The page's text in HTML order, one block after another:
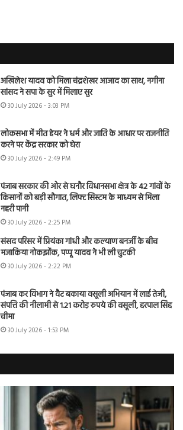
अखिलेश यादव को मिला चंद्रशेखर आजाद का साथ, नगीना
सांसद ने सपा के सुर में मिलाए सुर
30 July 2026 - 3:03 PM
लोकसभा में मीत हेयर ने धर्म और जाति के आधार पर राजनीति
करने पर केंद्र सरकार को घेरा
30 July 2026 - 2:49 PM
पंजाब सरकार की ओर से घनौर विधानसभा क्षेत्र के 42 गांवों के
किसानों को बड़ी सौगात, लिफ्ट सिस्टम के माध्यम से मिला
नहरी पानी
30 July 2026 - 2:25 PM
संसद परिसर में प्रियंका गांधी और कल्याण बनर्जी के बीच
मजाकिया नोकझोंक, पप्पू यादव ने भी ली चुटकी
30 July 2026 - 2:22 PM
पंजाब कर विभाग ने वैट बकाया वसूली अभियान में लाई तेजी,
संपत्ति की नीलामी से 1.21 करोड़ रुपये की वसूली, हरपाल सिंह
चीमा
30 July 2026 - 1:53 PM